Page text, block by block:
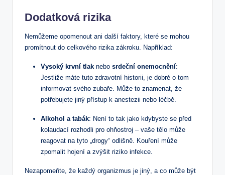
Dodatková rizika
Nemůžeme opomenout ‌ani další⁢ faktory, které ⁢se mohou
promítnout do celkového rizika zákroku. ⁣Například:
Vysoký krvní tlak nebo srdeční onemocnění:
Jestliže máte tuto zdravotní historii, je dobré o tom⁢
informovat​ svého zubaře. Může to ‌znamenat, že
‍potřebujete jiný přístup k anestezii nebo léčbě.
Alkohol a tabák: Není to tak jako kdybyste se před
kolaudací rozhodli pro ohňostroj – vaše tělo může
reagovat na tyto „drogy“ odlišně. Kouření ‍může
zpomalit hojení a zvýšit riziko infekce.
Nezapomeňte,‍ že každý organizmus je jiný, a co může být